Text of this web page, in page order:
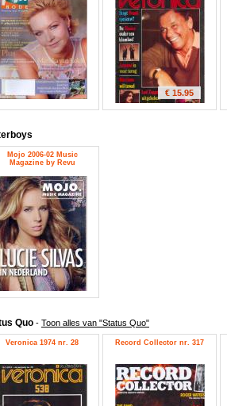
€ 15.95
Mojo 2006-02 Music
Magazine by Revu
Quo - Toon alles van "Status Quo"
Veronica 1974 nr. 28 Record Collector nr. 317